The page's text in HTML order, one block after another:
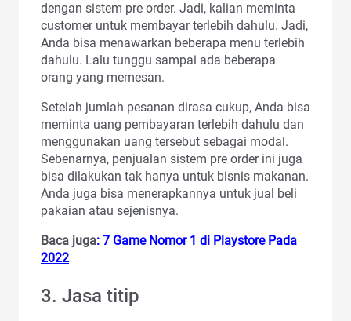
dengan sistem pre order. Jadi, kalian meminta
customer untuk membayar terlebih dahulu. Jadi,
Anda bisa menawarkan beberapa menu terlebih
dahulu. Lalu tunggu sampai ada beberapa
orang yang memesan.
Setelah jumlah pesanan dirasa cukup, Anda bisa
meminta uang pembayaran terlebih dahulu dan
menggunakan uang tersebut sebagai modal.
Sebenarnya, penjualan sistem pre order ini juga
bisa dilakukan tak hanya untuk bisnis makanan.
Anda juga bisa menerapkannya untuk jual beli
pakaian atau sejenisnya.
Baca juga: 7 Game Nomor 1 di Playstore Pada
2022
3. Jasa titip